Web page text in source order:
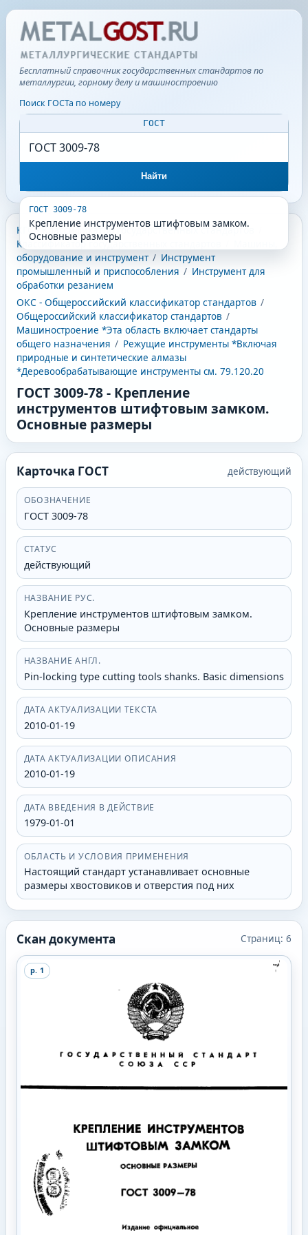
Бесплатный справочник государственных стандартов по
металлургии, горному делу и машиностроению
Поиск ГОСТа по номеру
ГОСТ
Найти
ГОСТ 3009-78
Крепление инструментов штифтовым замком.
Основные размеры
КГС - Классификатор государственных стандартов
Классификатор государственных стандартов
оборудование и инструмент / Инструмент
промышленный и приспособления / Инструмент для
обработки резанием
ОКС - Общероссийский классификатор стандартов /
Общероссийский классификатор стандартов /
Машиностроение *Эта область включает стандарты
общего назначения / Режущие инструменты *Включая
природные и синтетические алмазы
*Деревообрабатывающие инструменты см. 79.120.20
ГОСТ 3009-78- Крепление
инструментов штифтовым замком.
Основные размеры
Карточка ГОСТ действующий
ОБОЗНАЧЕНИЕ
ГОСТ 3009-78
СТАТУС
действующий
НАЗВАНИЕ РУС.
Крепление инструментов штифтовым замком.
Основные размеры
НАЗВАНИЕ АНГЛ.
Pin-locking type cutting tools shanks. Basic dimensions
ДАТА АКТУАЛИЗАЦИИ ТЕКСТА
2010-01-19
ДАТА АКТУАЛИЗАЦИИ ОПИСАНИЯ
2010-01-19
ДАТА ВВЕДЕНИЯ В ДЕЙСТВИЕ
1979-01-01
ОБЛАСТЬ И УСЛОВИЯ ПРИМЕНЕНИЯ
Настоящий стандарт устанавливает основные
размеры хвостовиков и отверстия под них
Скан документа Страниц:6
p. 1